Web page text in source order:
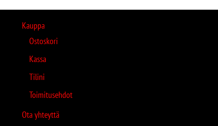
Kauppa
Ostoskori
Kassa
Tilini
Toimitusehdot
Ota yhteyttä